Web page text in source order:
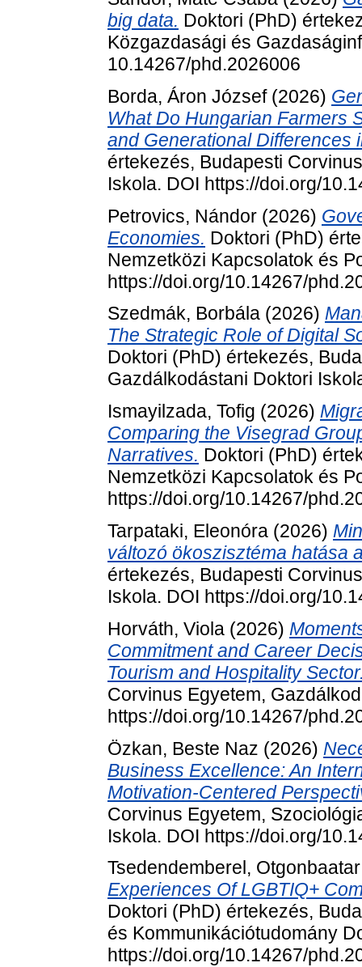
big data. Doktori (PhD)
Közgazdasági és
10.14267/phd.2026006
Borda, Áron József(2026)
What Do Hungarian Farmers
and Generational Differences
értekezés, Budapesti
Iskola. DOI https://doi.org/
Petrovics, Nándor (2026)
Economies. Doktori (PhD)
Nemzetközi Kapcsolatok és
https://doi.org/10.14267/
Szedmák, Borbála (2026)
The Strategic Role of Digital
Doktori (PhD) értekezés,
Gazdálkodástani Doktori
Ismayilzada, Tofig (2026)
Comparing the Visegrad
Narratives. Doktori (PhD)
Nemzetközi Kapcsolatok és
https://doi.org/10.14267/
Tarpataki, Eleonóra (2026)
változó ökoszisztéma hatása
értekezés, Budapesti
Iskola. DOI https://doi.org/
Horváth, Viola (2026)
Commitment and Career
Tourism and Hospitality
Corvinus Egyetem,
https://doi.org/10.14267/
Özkan, Beste Naz (2026)
Business Excellence: An
Motivation-Centered
Corvinus Egyetem,
Iskola. DOI https://doi.org/
Tsedendemberel, Otgonbaatar
Experiences Of LGBTIQ+
Doktori (PhD) értekezés,
és Kommunikációtudomány
https://doi.org/10.14267/